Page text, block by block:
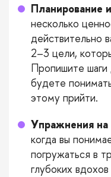
Планирование
несколько
действительно
2–3 цели,
Пропишите
будете
этому прийти.
Упражнения на
когда вы
погружаться в
глубоких